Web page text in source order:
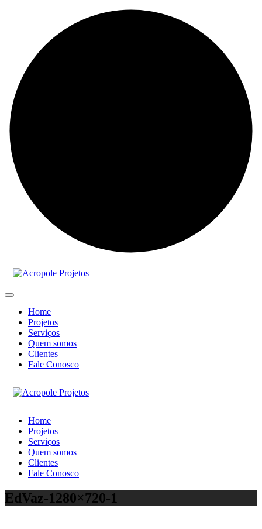
Home
Projetos
Serviços
Quem somos
Clientes
Fale Conosco
Home
Projetos
Serviços
Quem somos
Clientes
Fale Conosco
EdVaz-1280×720-1